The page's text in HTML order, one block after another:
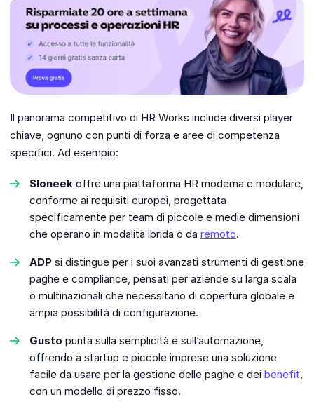
Il panorama competitivo di HR Works include diversi player
chiave, ognuno con punti di forza e aree di competenza
specifici. Ad esempio:
Sloneek offre una piattaforma HR moderna e modulare,
conforme ai requisiti europei, progettata
specificamente per team di piccole e medie dimensioni
che operano in modalità ibrida o da remoto.
ADP si distingue per i suoi avanzati strumenti di gestione
paghe e compliance, pensati per aziende su larga scala
o multinazionali che necessitano di copertura globale e
ampia possibilità di configurazione.
Gusto punta sulla semplicità e sull’automazione,
offrendo a startup e piccole imprese una soluzione
facile da usare per la gestione delle paghe e dei benefit,
con un modello di prezzo fisso.